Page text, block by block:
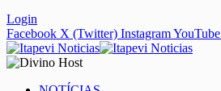
Login
Facebook X (Twitter) InstagramYouTube